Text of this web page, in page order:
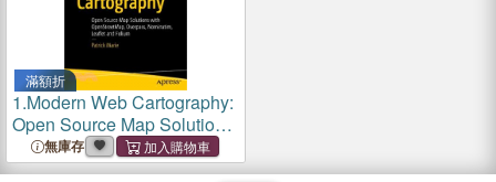
滿額折
1.Modern Web Cartography:
Open Source Map Solutions
with Openstreetmap,
Overpass, Nominatim,
無庫存